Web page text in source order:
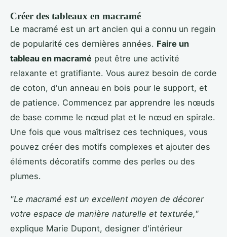
Créer des tableaux en macramé
Le macramé est un art ancien qui a connu un regain
de popularité ces dernières années. Faire un
tableau en macramé peut être une activité
relaxante et gratifiante. Vous aurez besoin de corde
de coton, d'un anneau en bois pour le support, et
de patience. Commencez par apprendre les nœuds
de base comme le nœud plat et le nœud en spirale.
Une fois que vous maîtrisez ces techniques, vous
pouvez créer des motifs complexes et ajouter des
éléments décoratifs comme des perles ou des
plumes.
"Le macramé est un excellent moyen de décorer
votre espace de manière naturelle et texturée,"
explique Marie Dupont, designer d'intérieur